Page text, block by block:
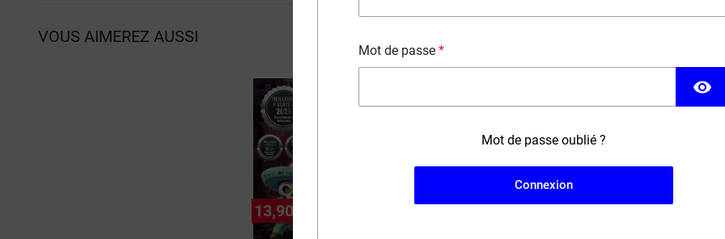
Mot de passe
visibility
Mot de passe oublié ?
Connexion
VOUS AIMEREZ AUSSI
13,90 € 5,50 € 19,90 €